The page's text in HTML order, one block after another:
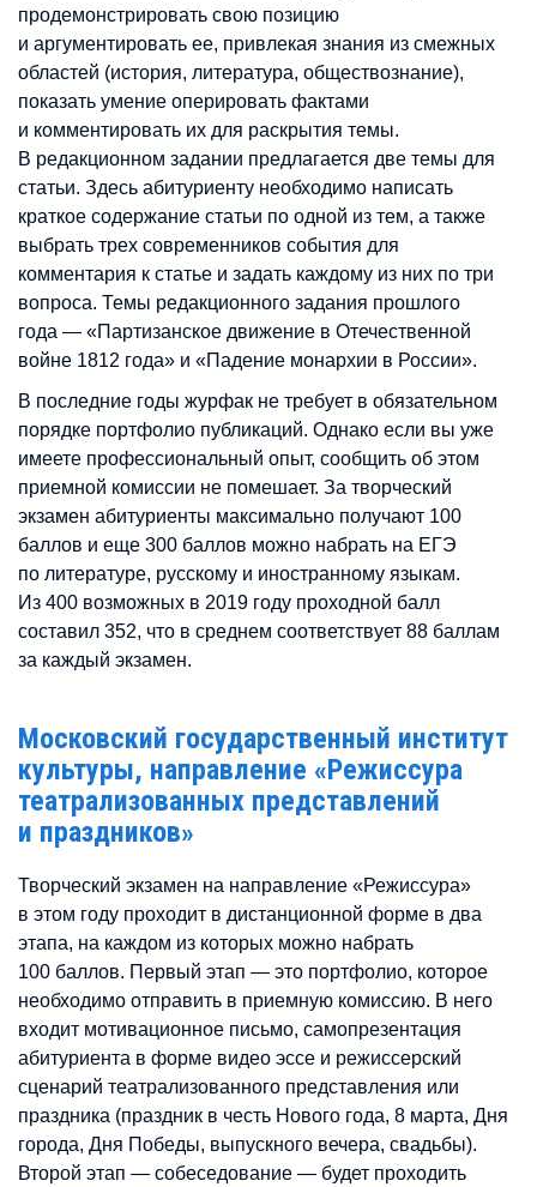
продемонстрировать свою позицию
и аргументировать ее, привлекая знания из смежных
областей (история, литература, обществознание),
показать умение оперировать фактами
и комментировать их для раскрытия темы.
В редакционном задании предлагается две темы для
статьи. Здесь абитуриенту необходимо написать
краткое содержание статьи по одной из тем, а также
выбрать трех современников события для
комментария к статье и задать каждому из них по три
вопроса. Темы редакционного задания прошлого
года — «Партизанское движение в Отечественной
войне 1812 года» и «Падение монархии в России».
В последние годы журфак не требует в обязательном
порядке портфолио публикаций. Однако если вы уже
имеете профессиональный опыт, сообщить об этом
приемной комиссии не помешает. За творческий
экзамен абитуриенты максимально получают 100
баллов и еще 300 баллов можно набрать на ЕГЭ
по литературе, русскому и иностранному языкам.
Из 400 возможных в 2019 году проходной балл
составил 352, что в среднем соответствует 88 баллам
за каждый экзамен.
Московский государственный институт
культуры, направление «Режиссура
театрализованных представлений
и праздников»
Творческий экзамен на направление «Режиссура»
в этом году проходит в дистанционной форме в два
этапа, на каждом из которых можно набрать
100 баллов. Первый этап — это портфолио, которое
необходимо отправить в приемную комиссию. В него
входит мотивационное письмо, самопрезентация
абитуриента в форме видео эссе и режиссерский
сценарий театрализованного представления или
праздника (праздник в честь Нового года, 8 марта, Дня
города, Дня Победы, выпускного вечера, свадьбы).
Второй этап — собеседование — будет проходить